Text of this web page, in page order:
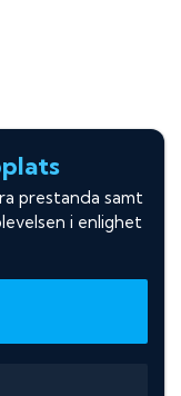
prestanda samt
i enlighet